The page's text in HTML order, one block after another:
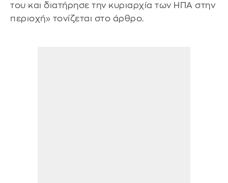
του και διατήρησε την κυριαρχία των ΗΠΑ στην
περιοχή» τονίζεται στο άρθρο.